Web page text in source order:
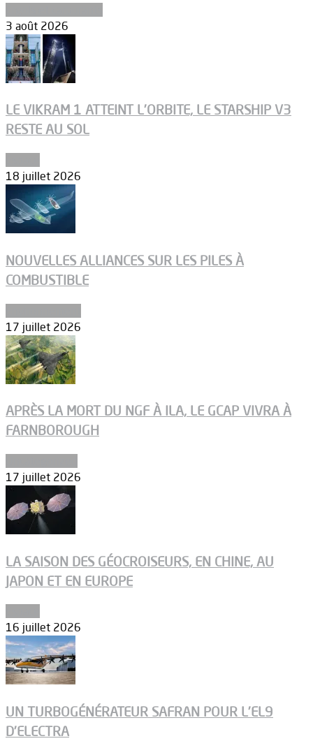
3 août 2026
LE VIKRAM 1 ATTEINT L’ORBITE, LE STARSHIP V3
RESTE AU SOL
18 juillet 2026
NOUVELLES ALLIANCES SUR LES PILES À
COMBUSTIBLE
17 juillet 2026
APRÈS LA MORT DU NGF À ILA, LE GCAP VIVRA À
FARNBOROUGH
17 juillet 2026
LA SAISON DES GÉOCROISEURS, EN CHINE, AU
JAPON ET EN EUROPE
16 juillet 2026
UN TURBOGÉNÉRATEUR SAFRAN POUR L’EL9
D’ELECTRA